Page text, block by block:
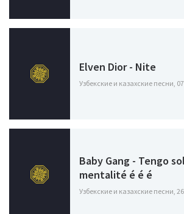
Elven Dior - Nite
Узбекские и казахские песни,
Baby Gang - Tengo
mentalité é é é
Узбекские и казахские песни,